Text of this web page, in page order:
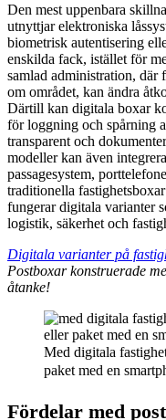
Den mest uppenbara
utnyttjar elektroniska
biometrisk autentisering
enskilda fack, istället för
samlad administration, där
om området, kan ändra
Därtill kan digitala boxar
för loggning och spårning
transparent och
modeller kan även
passagesystem,
traditionella
fungerar digitala varianter
logistik, säkerhet och
Digitala varianter på
Postboxar konstruerade
åtanke!
Med digitala
paket med en
Fördelar med